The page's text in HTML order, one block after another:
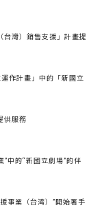
台灣）銷售支援」計畫提
作計畫」中的「新國立
供服務
中的“新國立劇場”的伴
事業（台湾）”開始著手